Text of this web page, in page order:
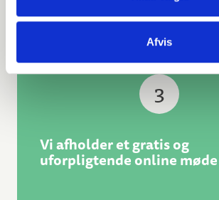
Afvis
Pensionsanalyse
3
Vi afholder et gratis og
uforpligtende online møde